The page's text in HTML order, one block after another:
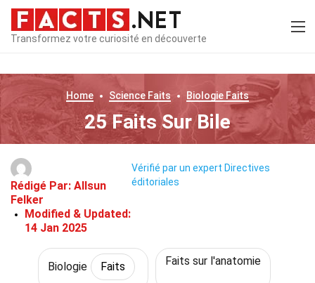
Transformez votre curiosité en découverte
Home Science Faits Biologie Faits
25 Faits Sur Bile
Rédigé Par: Allsun
Felker
Modified & Updated:
14 Jan 2025
Vérifié par un expert Directives
éditoriales
Biologie Faits Faits sur l'anatomie